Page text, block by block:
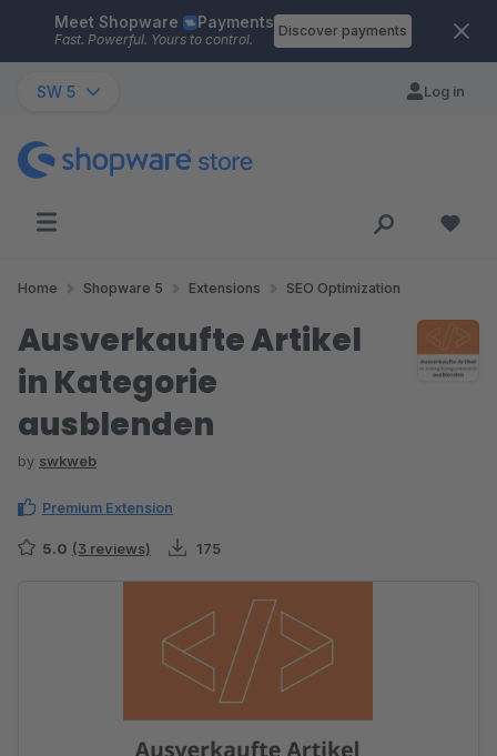
Skip to main content
Meet Shopware Payments
Fast. Powerful. Yours to control.
Discover payments
SW 5 Log in
Home Shopware 5 Extensions SEO Optimization
Ausverkaufte Artikel
in Kategorie
ausblenden
by swkweb
Premium Extension
5.0 (3 reviews) 175